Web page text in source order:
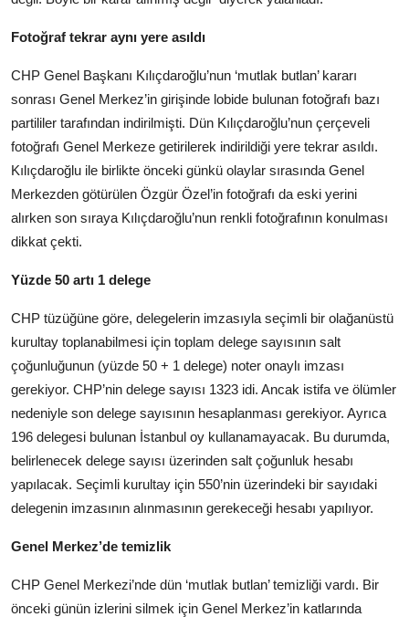
Fotoğraf tekrar aynı yere asıldı
CHP Genel Başkanı Kılıçdaroğlu’nun ‘mutlak butlan’ kararı
sonrası Genel Merkez’in girişinde lobide bulunan fotoğrafı bazı
partililer tarafından indirilmişti. Dün Kılıçdaroğlu’nun çerçeveli
fotoğrafı Genel Merkeze getirilerek indirildiği yere tekrar asıldı.
Kılıçdaroğlu ile birlikte önceki günkü olaylar sırasında Genel
Merkezden götürülen Özgür Özel’in fotoğrafı da eski yerini
alırken son sıraya Kılıçdaroğlu’nun renkli fotoğrafının konulması
dikkat çekti.
Yüzde 50 artı 1 delege
CHP tüzüğüne göre, delegelerin imzasıyla seçimli bir olağanüstü
kurultay toplanabilmesi için toplam delege sayısının salt
çoğunluğunun (yüzde 50 + 1 delege) noter onaylı imzası
gerekiyor. CHP’nin delege sayısı 1323 idi. Ancak istifa ve ölümler
nedeniyle son delege sayısının hesaplanması gerekiyor. Ayrıca
196 delegesi bulunan İstanbul oy kullanamayacak. Bu durumda,
belirlenecek delege sayısı üzerinden salt çoğunluk hesabı
yapılacak. Seçimli kurultay için 550’nin üzerindeki bir sayıdaki
delegenin imzasının alınmasının gerekeceği hesabı yapılıyor.
Genel Merkez’de temizlik
CHP Genel Merkezi’nde dün ‘mutlak butlan’ temizliği vardı. Bir
önceki günün izlerini silmek için Genel Merkez’in katlarında